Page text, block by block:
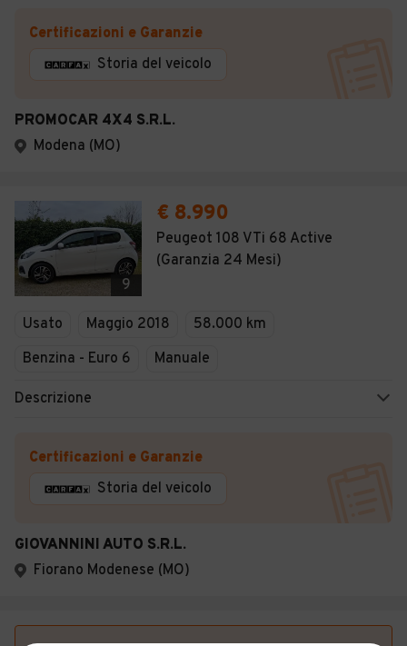
Certificazioni e Garanzie
Storia del veicolo
PROMOCAR 4X4 S.R.L.
Modena (MO)
9
€ 8.990
Peugeot 108 VTi 68 Active
(Garanzia 24 Mesi)
Usato Maggio 2018
58.000 km
Benzina - Euro 6
Manuale
Descrizione
Certificazioni e Garanzie
Storia del veicolo
GIOVANNINI AUTO S.R.L.
Fiorano Modenese (MO)